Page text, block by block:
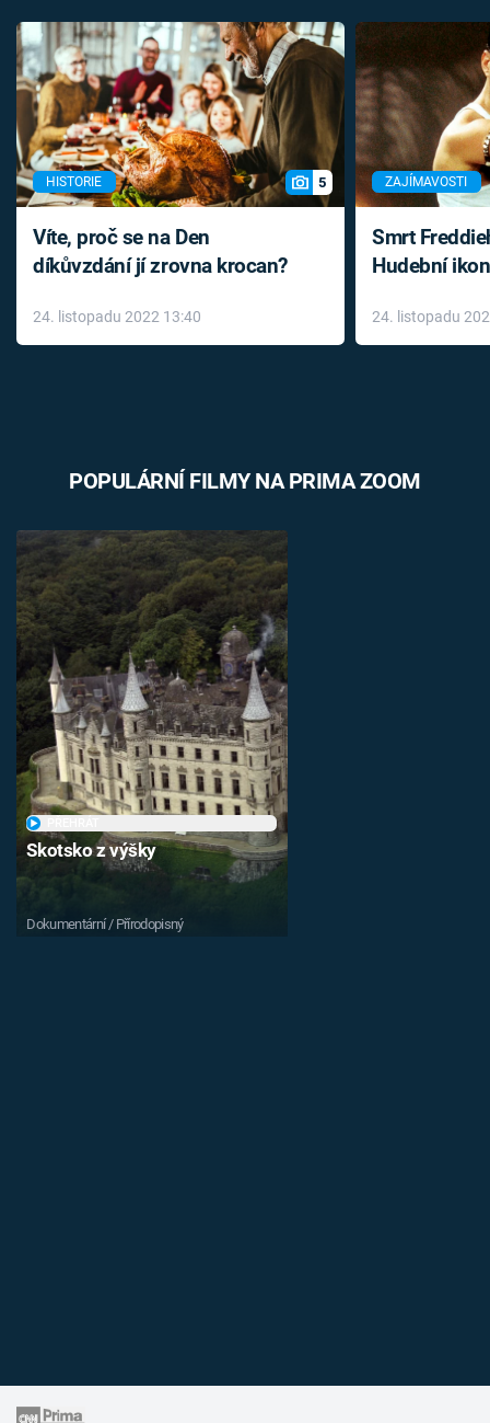
HISTORIE 5
Víte, proč se na Den
díkůvzdání jí zrovna krocan?
24. listopadu 2022 13:40
ZAJÍMAVOSTI
Smrt
Hudební
léky
24. listopadu
POPULÁRNÍ FILMY NA PRIMA ZOOM
Skotsko z výšky
Dokumentární / Přírodopisný